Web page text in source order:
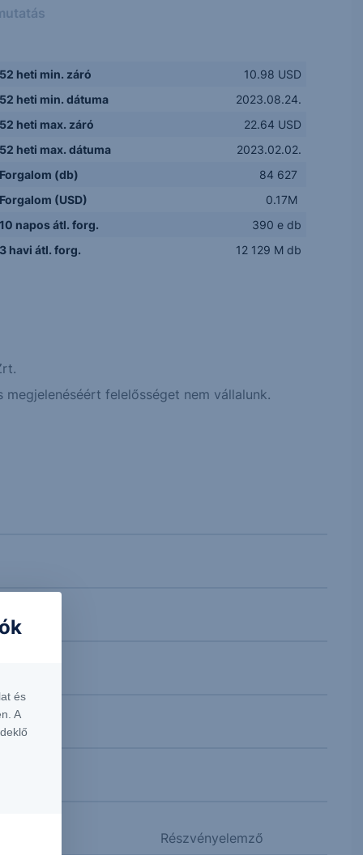
heti min. záró
10.98 USD
heti min. dátuma
2023.08.24.
heti max. záró
22.64 USD
heti max. dátuma
2023.02.02.
(db)
84 627
(USD)
0.17M
napos átl. forg.
390 e db
havi átl. forg.
12 129 M db
felelősséget nem vállalunk.
Részvényelemző
és
A